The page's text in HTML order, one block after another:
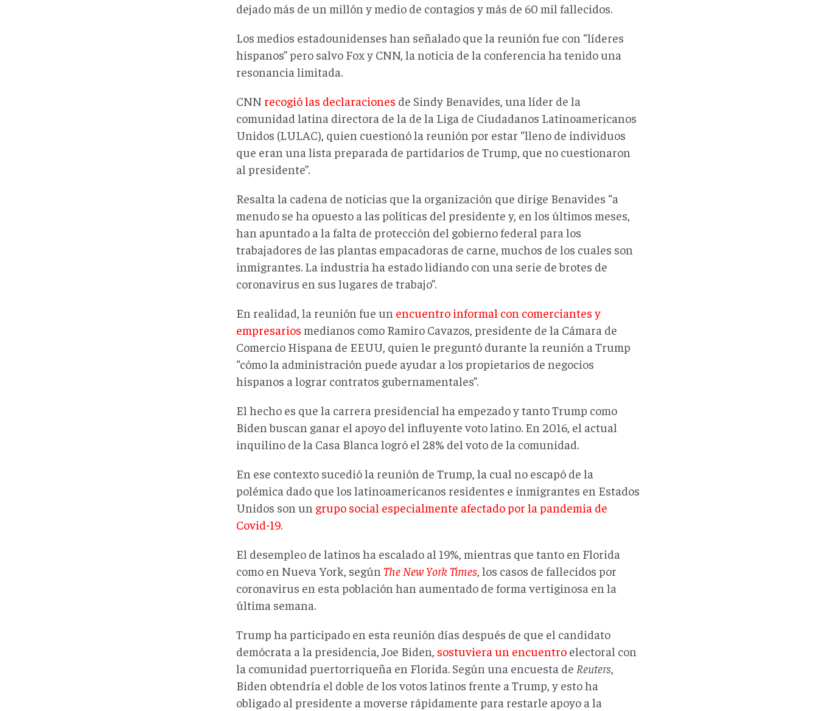
dejado más de un millón y medio de contagios y más de 60 mil fallecidos.
Los medios estadounidenses han señalado que la reunión fue con “líderes
hispanos” pero salvo Fox y CNN, la noticia de la conferencia ha tenido una
resonancia limitada.
CNN recogió las declaraciones de Sindy Benavides, una líder de la
comunidad latina directora de la de la Liga de Ciudadanos Latinoamericanos
Unidos (LULAC), quien cuestionó la reunión por estar “lleno de individuos
que eran una lista preparada de partidarios de Trump, que no cuestionaron
al presidente”.
Resalta la cadena de noticias que la organización que dirige Benavides “a
menudo se ha opuesto a las políticas del presidente y, en los últimos meses,
han apuntado a la falta de protección del gobierno federal para los
trabajadores de las plantas empacadoras de carne, muchos de los cuales son
inmigrantes. La industria ha estado lidiando con una serie de brotes de
coronavirus en sus lugares de trabajo”.
En realidad, la reunión fue un encuentro informal con comerciantes y
empresarios medianos como Ramiro Cavazos, presidente de la Cámara de
Comercio Hispana de EEUU, quien le preguntó durante la reunión a Trump
“cómo la administración puede ayudar a los propietarios de negocios
hispanos a lograr contratos gubernamentales”.
El hecho es que la carrera presidencial ha empezado y tanto Trump como
Biden buscan ganar el apoyo del influyente voto latino. En 2016, el actual
inquilino de la Casa Blanca logró el 28% del voto de la comunidad.
En ese contexto sucedió la reunión de Trump, la cual no escapó de la
polémica dado que los latinoamericanos residentes e inmigrantes en Estados
Unidos son un grupo social especialmente afectado por la pandemia de
Covid-19.
El desempleo de latinos ha escalado al 19%, mientras que tanto en Florida
como en Nueva York, según The New York Times, los casos de fallecidos por
coronavirus en esta población han aumentado de forma vertiginosa en la
última semana.
Trump ha participado en esta reunión días después de que el candidato
demócrata a la presidencia, Joe Biden, sostuviera un encuentro electoral con
la comunidad puertorriqueña en Florida. Según una encuesta de Reuters,
Biden obtendría el doble de los votos latinos frente a Trump, y esto ha
obligado al presidente a moverse rápidamente para restarle apoyo a la